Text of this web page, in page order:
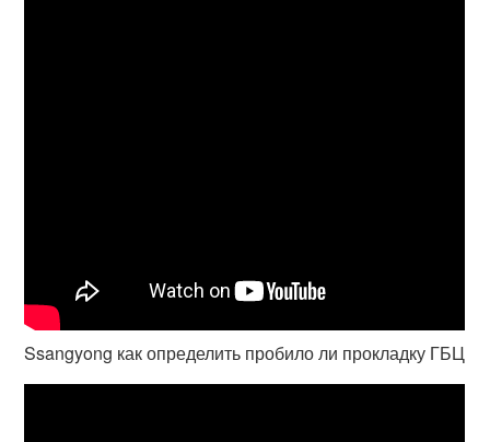
Ssangyong как определить пробило ли прокладку ГБЦ